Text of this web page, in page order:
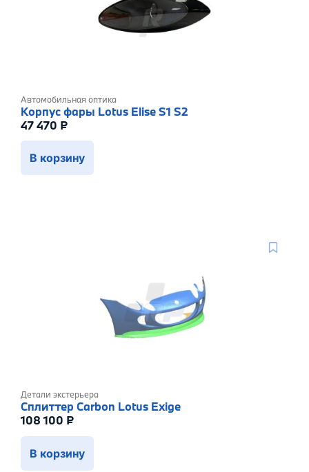
Автомобильная оптика
Корпус фары Lotus Elise S1 S2
47 470 ₽
В корзину
Детали экстерьера
Сплиттер Carbon Lotus Exige
108 100 ₽
В корзину